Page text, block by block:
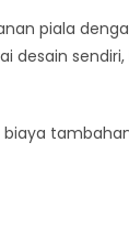
piala
desain